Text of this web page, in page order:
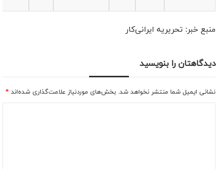
منبع خبر: تحریریه ایرانی‌کار
دیدگاهتان را بنویسید
نشانی ایمیل شما منتشر نخواهد شد. بخش‌های موردنیاز علامت‌گذاری شده‌اند *